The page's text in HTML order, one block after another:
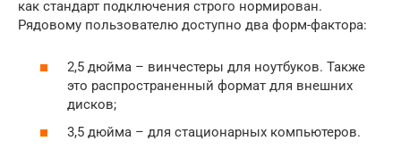
как стандарт подключения строго нормирован.
Рядовому пользователю доступно два форм-фактора:
2,5 дюйма – винчестеры для ноутбуков. Также
это распространенный формат для внешних
дисков;
3,5 дюйма – для стационарных компьютеров.